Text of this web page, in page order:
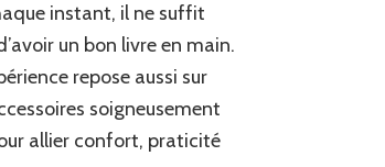
instant, il ne suffit
un bon livre en main.
repose aussi sur
soigneusement
allier confort, praticité